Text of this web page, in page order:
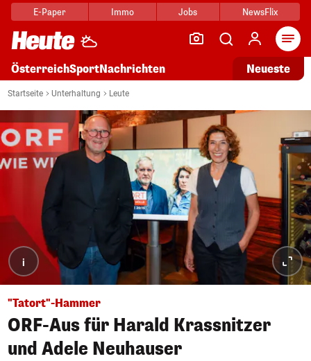
E-Paper Immo Jobs NewsFlix
ÖsterreichSportNachrichten Neueste
Startseite Unterhaltung Leute
i
"Tatort"-Hammer
ORF-Aus für Harald Krassnitzer
und Adele Neuhauser